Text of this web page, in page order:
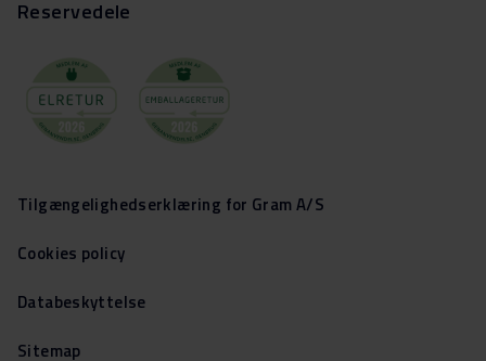
Reservedele
Tilgængelighedserklæring for Gram A/S
Cookies policy
Databeskyttelse
Sitemap